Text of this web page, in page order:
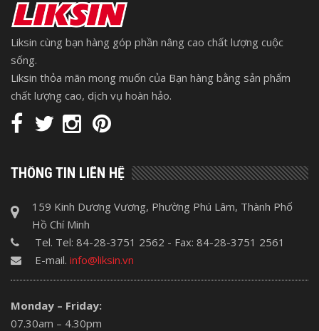
Liksin cùng bạn hàng góp phần nâng cao chất lượng cuộc
sống.
Liksin thỏa mãn mong muốn của Bạn hàng bằng sản phẩm
chất lượng cao, dịch vụ hoàn hảo.
THÔNG TIN LIÊN HỆ
159 Kinh Dương Vương, Phường Phú Lâm, Thành Phố
Hồ Chí Minh
Tel. Tel: 84-28-3751 2562 - Fax: 84-28-3751 2561
E-mail. info@liksin.vn
Monday – Friday:
07.30am – 4.30pm